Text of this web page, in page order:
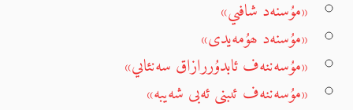
«مۇسنەد شافىي»
«مۇسنەد ھۇمەيدى»
«مۇسەننەف ئابدۇررازاق سەنئاىي»
«مۇسەننەف ئىبنى ئەبى شەيبە»